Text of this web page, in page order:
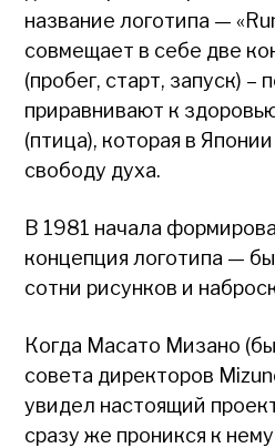
название логотипа —
совмещает в себе две
(пробег, старт, запуск) –
приравнивают к
(птица), которая в
свободу духа.
В 1981 начала
концепция логотипа —
сотни рисунков и
Когда Масато Mизано
совета директоров
увидел настоящий
сразу же проникся к